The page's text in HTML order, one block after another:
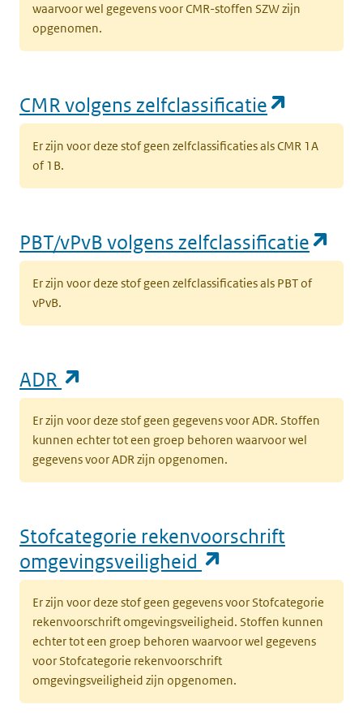
waarvoor wel gegevens voor CMR-stoffen SZW zijn
opgenomen.
CMR volgens zelfclassificatie
Er zijn voor deze stof geen zelfclassificaties als CMR 1A
of 1B.
PBT/vPvB volgens zelfclassificatie
Er zijn voor deze stof geen zelfclassificaties als PBT of
vPvB.
ADR
Er zijn voor deze stof geen gegevens voor ADR. Stoffen
kunnen echter tot een groep behoren waarvoor wel
gegevens voor ADR zijn opgenomen.
Stofcategorie rekenvoorschrift
omgevingsveiligheid
Er zijn voor deze stof geen gegevens voor Stofcategorie
rekenvoorschrift omgevingsveiligheid. Stoffen kunnen
echter tot een groep behoren waarvoor wel gegevens
voor Stofcategorie rekenvoorschrift
omgevingsveiligheid zijn opgenomen.